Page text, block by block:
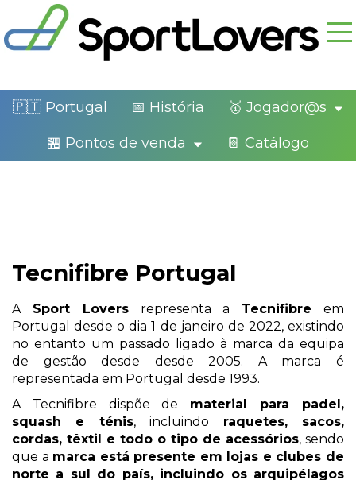
🇵🇹 Portugal 📅 História 🥇 Jogador@s
🏪 Pontos de venda 📔 Catálogo
Tecnifibre Portugal
A Sport Loversrepresenta a Tecnifibre em
Portugal desde o dia 1 de janeiro de 2022, existindo
no entanto um passado ligado à marca da equipa
de gestão desde desde 2005. A marca é
representada em Portugal desde 1993.
A Tecnifibre dispõe de material para padel,
squash e ténis, incluindo raquetes, sacos,
cordas, têxtil e todo o tipo de acessórios, sendo
que a marca está presente em lojas e clubes de
norte a sul do país, incluindo os arquipélagos